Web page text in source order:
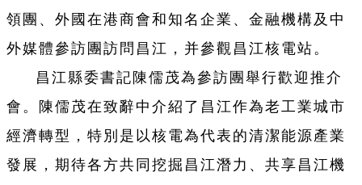
領團、外國在港商會和知名企業、金融機構及中
外媒體參訪團訪問昌江，并參觀昌江核電站。
昌江縣委書記陳儒茂為參訪團舉行歡迎推介
會。陳儒茂在致辭中介紹了昌江作為老工業城市
經濟轉型，特別是以核電為代表的清潔能源產業
發展，期待各方共同挖掘昌江潛力、共享昌江機